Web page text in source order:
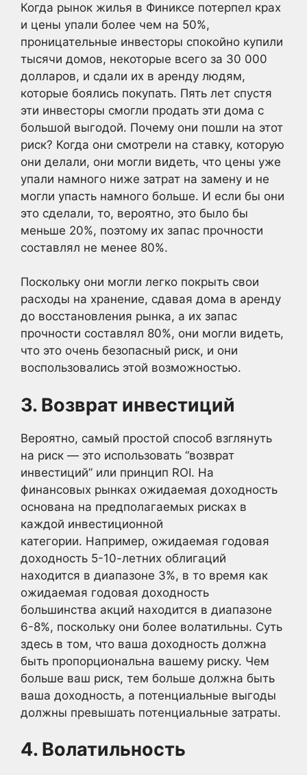
Когда рынок жилья в Финиксе потерпел крах
и цены упали более чем на 50%,
проницательные инвесторы спокойно купили
тысячи домов, некоторые всего за 30 000
долларов, и сдали их в аренду людям,
которые боялись покупать. Пять лет спустя
эти инвесторы смогли продать эти дома с
большой выгодой. Почему они пошли на этот
риск? Когда они смотрели на ставку, которую
они делали, они могли видеть, что цены уже
упали намного ниже затрат на замену и не
могли упасть намного больше. И если бы они
это сделали, то, вероятно, это было бы
меньше 20%, поэтому их запас прочности
составлял не менее 80%.
Поскольку они могли легко покрыть свои
расходы на хранение, сдавая дома в аренду
до восстановления рынка, а их запас
прочности составлял 80%, они могли видеть,
что это очень безопасный риск, и они
воспользовались этой возможностью.
3. Возврат инвестиций
Вероятно, самый простой способ взглянуть
на риск — это использовать “возврат
инвестиций” или принцип ROI. На
финансовых рынках ожидаемая доходность
основана на предполагаемых рисках в
каждой инвестиционной
категории. Например, ожидаемая годовая
доходность 5-10-летних облигаций
находится в диапазоне 3%, в то время как
ожидаемая годовая доходность
большинства акций находится в диапазоне
6-8%, поскольку они более волатильны. Суть
здесь в том, что ваша доходность должна
быть пропорциональна вашему риску. Чем
больше ваш риск, тем больше должна быть
ваша доходность, а потенциальные выгоды
должны превышать потенциальные затраты.
4. Волатильность